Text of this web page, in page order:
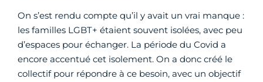
On s’est rendu compte qu’il y avait un vrai manque :
les familles LGBT+ étaient souvent isolées, avec peu
d’espaces pour échanger. La période du Covid a
encore accentué cet isolement. On a donc créé le
collectif pour répondre à ce besoin, avec un objectif